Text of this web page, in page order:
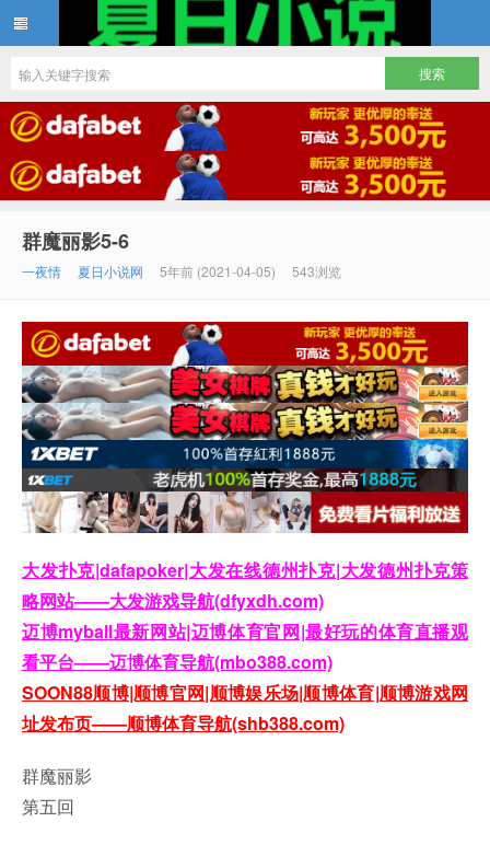
夏日小说
群魔丽影5-6
一夜情 夏日小说网 5年前 (2021-04-05) 543浏览
大发扑克|dafapoker|大发在线德州扑克|大发德州扑克策
略网站——大发游戏导航(dfyxdh.com)
迈博myball最新网站|迈博体育官网|最好玩的体育直播观
看平台——迈博体育导航(mbo388.com)
SOON88顺博|顺博官网|顺博娱乐场|顺博体育|顺博游戏网
址发布页——顺博体育导航(shb388.com)
群魔丽影
第五回